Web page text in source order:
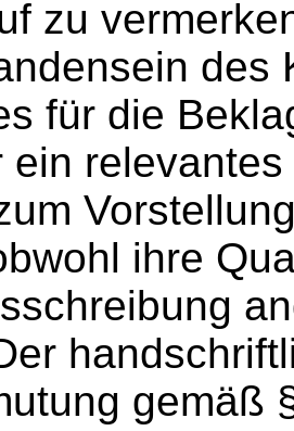
zu
des
für die
ein
ihre
gemäß